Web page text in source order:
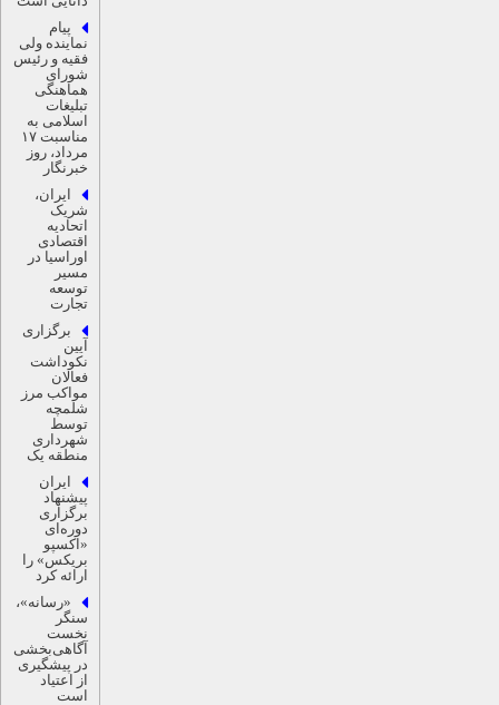
پیام
نماینده ولی
فقیه و رئیس
شورای
هماهنگی
تبلیغات
اسلامی به
مناسبت ۱۷
مرداد، روز
خبرنگار
ایران،
شریک
اتحادیه
اقتصادی
اوراسیا در
مسیر
توسعه
تجارت
برگزاری
نکوداشت
فعالان
مواکب مرز
شلمچه
توسط
شهرداری
منطقه یک
ایران
پیشنهاد
برگزاری
دوره‌ای
«اکسپو
بریکس» را
ارائه کرد
«رسانه»،
سنگر
نخست
آگاهی‌بخشی
در پیشگیری
از اعتیاد
است